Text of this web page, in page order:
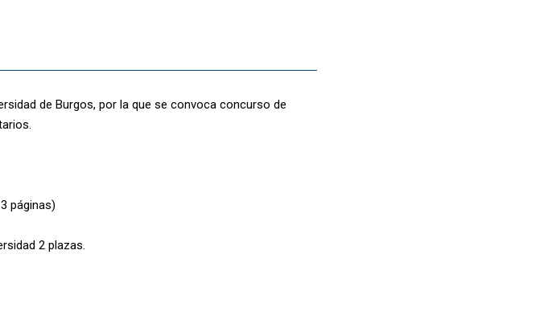
de Burgos, por la que se convoca concurso de
páginas)
2 plazas.